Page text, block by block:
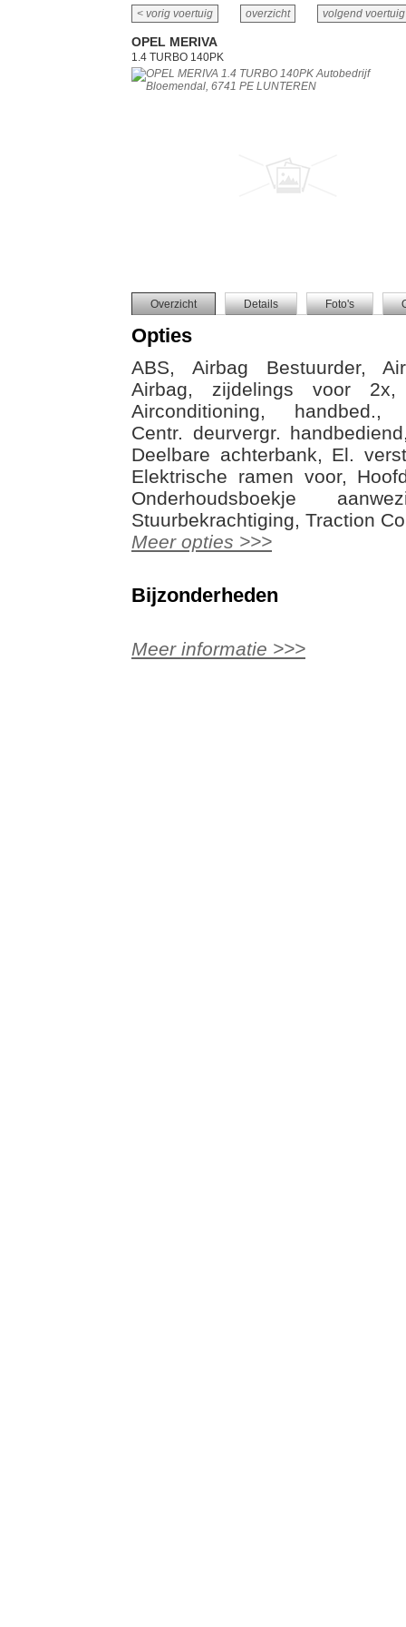
< vorig voertuig overzicht volgend
OPEL MERIVA
1.4 TURBO 140PK
Overzicht Details Foto's
Opties
ABS, Airbag Bestuurder,
Airbag, zijdelings voor 2x,
Airconditioning, handbed.,
Centr. deurvergr.
Deelbare achterbank, El.
Elektrische ramen voor,
Onderhoudsboekje
Stuurbekrachtiging, Traction
Meer opties >>>
Bijzonderheden
Meer informatie >>>